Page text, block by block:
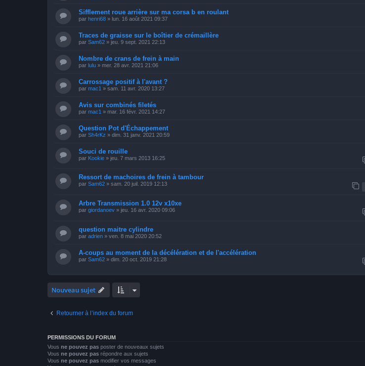
Sifflement roue arrière sur ma corsa b en roulant
par henri68 » lun. 16 août 2021 09:37
Traces de graisse sur le boîtier de crémaillère
par Sam62 » jeu. 9 sept. 2021 22:13
Nombre de crans de frein à main
par lulu » mer. 28 avr. 2021 21:06
Carrossage positif à l'avant ?
par mac1 » sam. 11 avr. 2020 13:27
Avis sur combinés filetés
par mac1 » mar. 16 févr. 2021 14:27
Question Pot d'Échappement
par Sh4rKz » dim. 31 janv. 2021 20:59
Souci de rouille
par Kookie » jeu. 7 mars 2013 16:25
Ressort de machoires de frein à tambour
par Sam62 » sam. 20 juil. 2019 12:13
Arbre Transmission 1.0 12v x10xe
par giordanoev » jeu. 16 avr. 2020 09:06
question maitre cylindre
par adrien » ven. 8 mai 2020 20:52
A-coups au moment de la décélération et de l'accélération
par Sam62 » dim. 20 oct. 2019 21:28
Nouveau sujet
Retourner à l’index du forum
PERMISSIONS DU FORUM
Vous ne pouvez pas poster de nouveaux sujets
Vous ne pouvez pas répondre aux sujets
Vous ne pouvez pas modifier vos messages